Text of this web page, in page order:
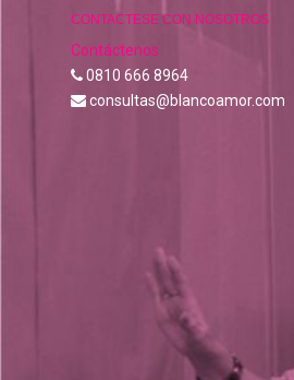
CONTACTESE CON NOSOTROS
Contáctenos
0810 666 8964
consultas@blancoamor.com